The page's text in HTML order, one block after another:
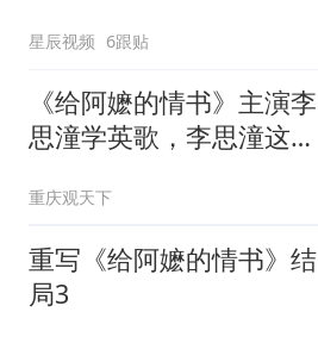
星辰视频 6跟贴
《给阿嬷的情书》主演李
思潼学英歌，李思潼这一
重庆观天下
重写《给阿嬷的情书》结
局3